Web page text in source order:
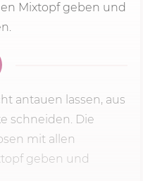
Mixtopf geben und
antauen lassen, aus
schneiden. Die
mit allen
geben und